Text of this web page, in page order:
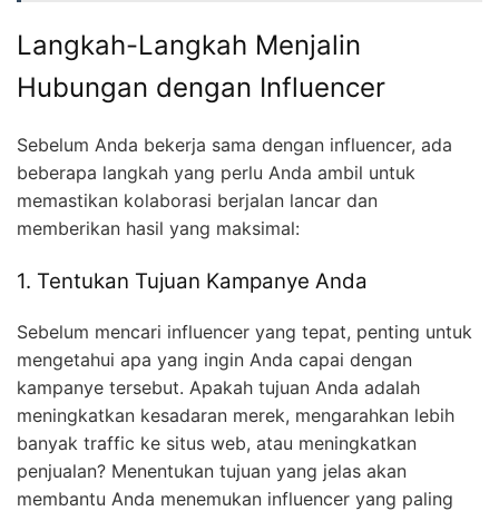
Langkah-Langkah Menjalin
Hubungan dengan Influencer
Sebelum Anda bekerja sama dengan influencer, ada
beberapa langkah yang perlu Anda ambil untuk
memastikan kolaborasi berjalan lancar dan
memberikan hasil yang maksimal:
1. Tentukan Tujuan Kampanye Anda
Sebelum mencari influencer yang tepat, penting untuk
mengetahui apa yang ingin Anda capai dengan
kampanye tersebut. Apakah tujuan Anda adalah
meningkatkan kesadaran merek, mengarahkan lebih
banyak traffic ke situs web, atau meningkatkan
penjualan? Menentukan tujuan yang jelas akan
membantu Anda menemukan influencer yang paling